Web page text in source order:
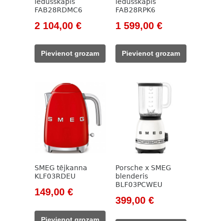
FAB28RDMC6
Original
was:
2
2 104,00 €Current
Pievienot grozam
FAB28RPK6
Original
was:
1
1 599,00 €Current
Pievienot grozam
SMEG tējkanna
KLF03RDEU
Original
was:
149,00 €Current
Pievienot grozam
Porsche x SMEG
blenderis
BLF03PCWEU
Original
399,00 €Current